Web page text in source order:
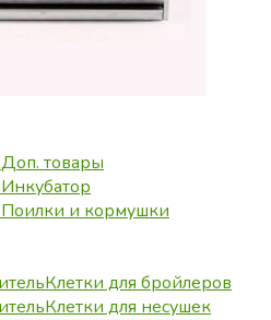
Доп. товары
Инкубатор
Поилки и кормушки
Клетки для бройлеров
Клетки для несушек